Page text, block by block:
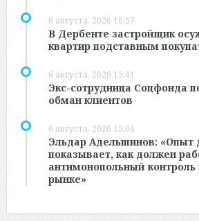
6 августа, 2026 16:57
В Дербенте застройщик
квартир подставным
6 августа, 2026 15:41
Экс-сотрудница Соцфонда
обман клиентов
6 августа, 2026 15:04
Эльдар Адельшинов: «Опыт
показывает, как должен
антимонопольный
рынке»